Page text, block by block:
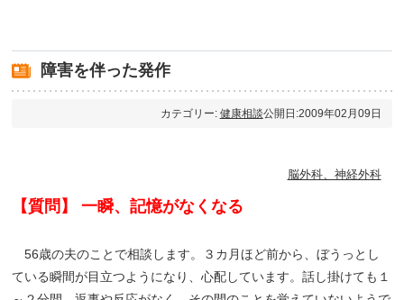
障害を伴った発作
カテゴリー: 健康相談公開日:2009年02月09日
脳外科、神経外科
【質問】 一瞬、記憶がなくなる
56歳の夫のことで相談します。３カ月ほど前から、ぼうっとし
ている瞬間が目立つようになり、心配しています。話し掛けても１